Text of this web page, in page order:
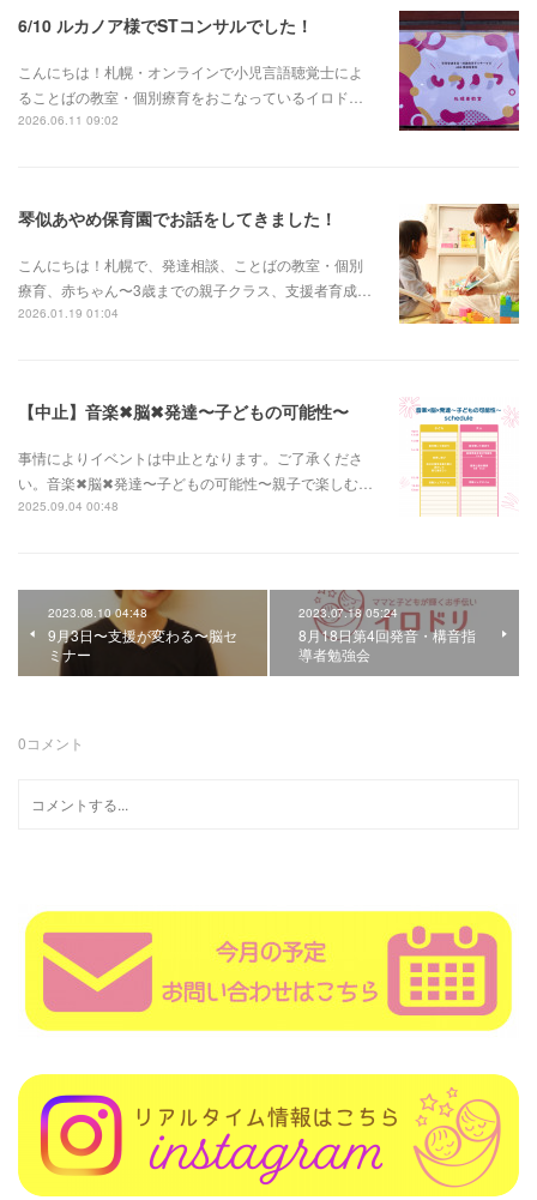
6/10 ルカノア様でSTコンサルでした！
こんにちは！札幌・オンラインで小児言語聴覚士によ
ることばの教室・個別療育をおこなっているイロド…
2026.06.11 09:02
琴似あやめ保育園でお話をしてきました！
こんにちは！札幌で、発達相談、ことばの教室・個別
療育、赤ちゃん〜3歳までの親子クラス、支援者育成…
2026.01.19 01:04
【中止】音楽✖︎脳✖︎発達〜子どもの可能性〜
事情によりイベントは中止となります。ご了承くださ
い。音楽✖︎脳✖︎発達〜子どもの可能性〜親子で楽しむ…
2025.09.04 00:48
2023.08.10 04:48
9月3日〜支援が変わる〜脳セ
ミナー
2023.07.18 05:24
8月18日第4回発音・構音指
導者勉強会
0コメント